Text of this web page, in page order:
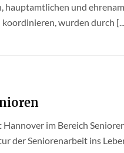
hauptamtlichen und
wurden durch
im Bereich
der Seniorenarbeit ins